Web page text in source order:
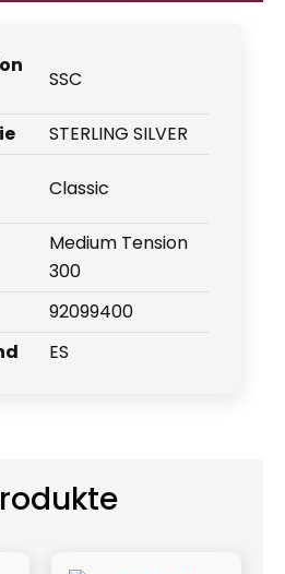
SSC
STERLING SILVER
Classic
Medium Tension
300
92099400
ES